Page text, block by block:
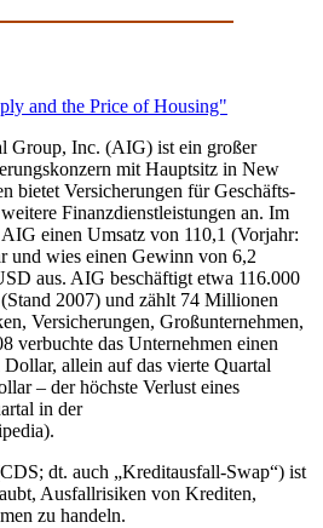
and the Price of Housing"
Group, Inc. (AIG) ist ein großer
mit Hauptsitz in New
bietet Versicherungen für Geschäfts-
Finanzdienstleistungen an. Im
einen Umsatz von 110,1 (Vorjahr:
und wies einen Gewinn von 6,2
aus. AIG beschäftigt etwa 116.000
2007) und zählt 74 Millionen
Versicherungen, Großunternehmen,
verbuchte das Unternehmen einen
allein auf das vierte Quartal
– der höchste Verlust eines
in der
dt. auch „Kreditausfall-Swap“) ist
Ausfallrisiken von Krediten,
zu handeln.